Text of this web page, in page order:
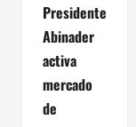
Presidente
Abinader
activa
mercado
de